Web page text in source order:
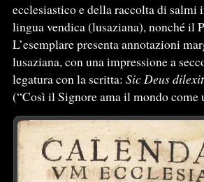
ecclesiastico e della raccolta di salmi
lingua vendica (lusaziana), nonché il
L’esemplare presenta annotazioni
lusaziana, con una impressione a
legatura con la scritta: Sic Deus
(“Così il Signore ama il mondo come